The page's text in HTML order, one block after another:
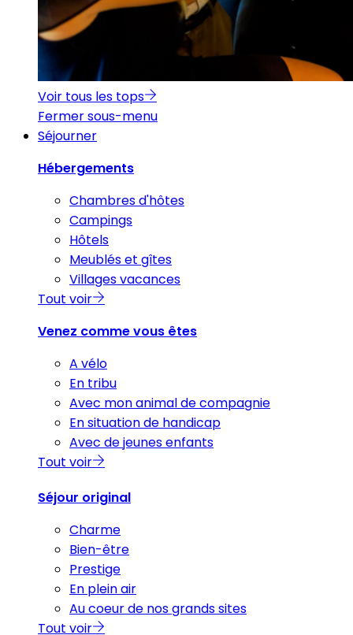
Voir tous les tops
Fermer sous-menu
Séjourner
Hébergements
Chambres d'hôtes
Campings
Hôtels
Meublés et gîtes
Villages vacances
Tout voir
Venez comme vous êtes
A vélo
En tribu
Avec mon animal de compagnie
En situation de handicap
Avec de jeunes enfants
Tout voir
Séjour original
Charme
Bien-être
Prestige
En plein air
Au coeur de nos grands sites
Tout voir